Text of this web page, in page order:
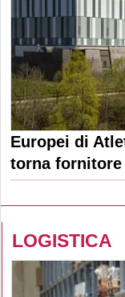
Europei di
torna
LOGISTICA